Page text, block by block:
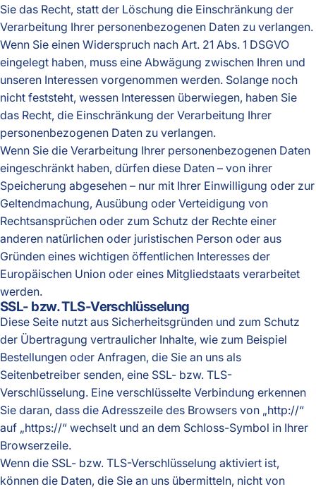
Sie das Recht, statt der Löschung die Einschränkung der
Verarbeitung Ihrer personenbezogenen Daten zu verlangen.
Wenn Sie einen Widerspruch nach Art. 21 Abs. 1 DSGVO
eingelegt haben, muss eine Abwägung zwischen Ihren und
unseren Interessen vorgenommen werden. Solange noch
nicht feststeht, wessen Interessen überwiegen, haben Sie
das Recht, die Einschränkung der Verarbeitung Ihrer
personenbezogenen Daten zu verlangen.
Wenn Sie die Verarbeitung Ihrer personenbezogenen Daten
eingeschränkt haben, dürfen diese Daten – von ihrer
Speicherung abgesehen – nur mit Ihrer Einwilligung oder zur
Geltendmachung, Ausübung oder Verteidigung von
Rechtsansprüchen oder zum Schutz der Rechte einer
anderen natürlichen oder juristischen Person oder aus
Gründen eines wichtigen öffentlichen Interesses der
Europäischen Union oder eines Mitgliedstaats verarbeitet
werden.
SSL- bzw. TLS-Verschlüsselung
Diese Seite nutzt aus Sicherheitsgründen und zum Schutz
der Übertragung vertraulicher Inhalte, wie zum Beispiel
Bestellungen oder Anfragen, die Sie an uns als
Seitenbetreiber senden, eine SSL- bzw. TLS-
Verschlüsselung. Eine verschlüsselte Verbindung erkennen
Sie daran, dass die Adresszeile des Browsers von „http://“
auf „https://“ wechselt und an dem Schloss-Symbol in Ihrer
Browserzeile.
Wenn die SSL- bzw. TLS-Verschlüsselung aktiviert ist,
können die Daten, die Sie an uns übermitteln, nicht von